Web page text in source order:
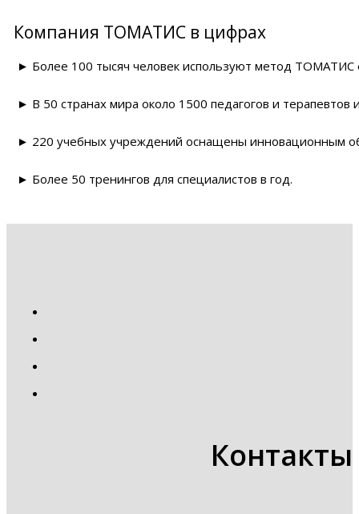
Компания ТОМАТИС в цифрах
► Более 100 тысяч человек используют метод ТОМАТИС
► В 50 странах мира около 1500 педагогов и
► 220 учебных учреждений оснащены инновационным
► Более 50 тренингов для специалистов в год.